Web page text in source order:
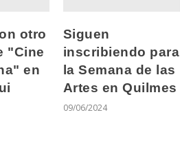
otro
"Cine
en
Siguen
inscribiendo para
la Semana de las
Artes en Quilmes
09/06/2024